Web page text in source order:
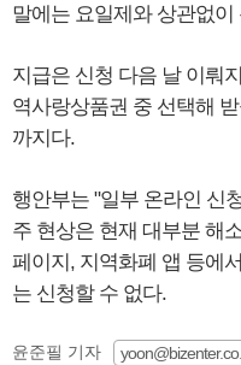
말에는 요일제와 상관없
지급은 신청 다음 날 이뤄
역사랑상품권 중 선택해
까지다.
행안부는 "일부 온라인 신
주 현상은 현재 대부분 해
페이지, 지역화폐 앱 등에
는 신청할 수 없다.
윤준필 기자